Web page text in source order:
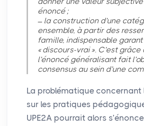
énoncé ;
la construction d’une
ensemble, à partir des
famille, indispensable garant
« discours-vrai ». C’est
l’énoncé généralisant fait
consensus au sein d’une
La problématique concernant
sur les pratiques
UPE2A pourrait alors